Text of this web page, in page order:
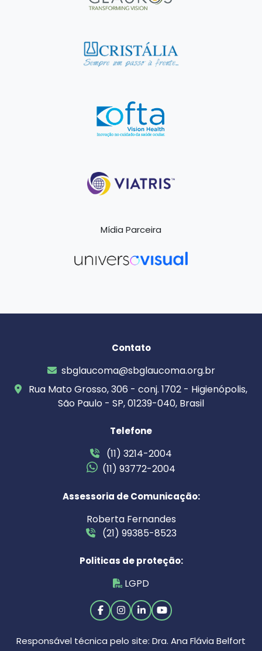
Mídia Parceira
Contato
sbglaucoma@sbglaucoma.org.br
Rua Mato Grosso, 306 - conj. 1702 - Higienópolis,
São Paulo - SP, 01239-040, Brasil
Telefone
(11) 3214-2004
(11) 93772-2004
Assessoria de Comunicação:
Roberta Fernandes
(21) 99385-8523
Politicas de proteção:
LGPD
Responsável técnica pelo site: Dra. Ana Flávia Belfort